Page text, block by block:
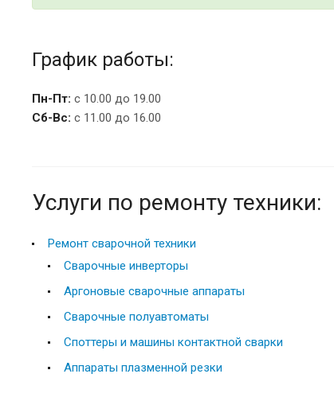
График работы:
Пн-Пт: с 10.00 до 19.00
Сб-Вс: с 11.00 до 16.00
Услуги по ремонту техники:
Ремонт сварочной техники
Сварочные инверторы
Аргоновые сварочные аппараты
Cварочные полуавтоматы
Споттеры и машины контактной сварки
Аппараты плазменной резки